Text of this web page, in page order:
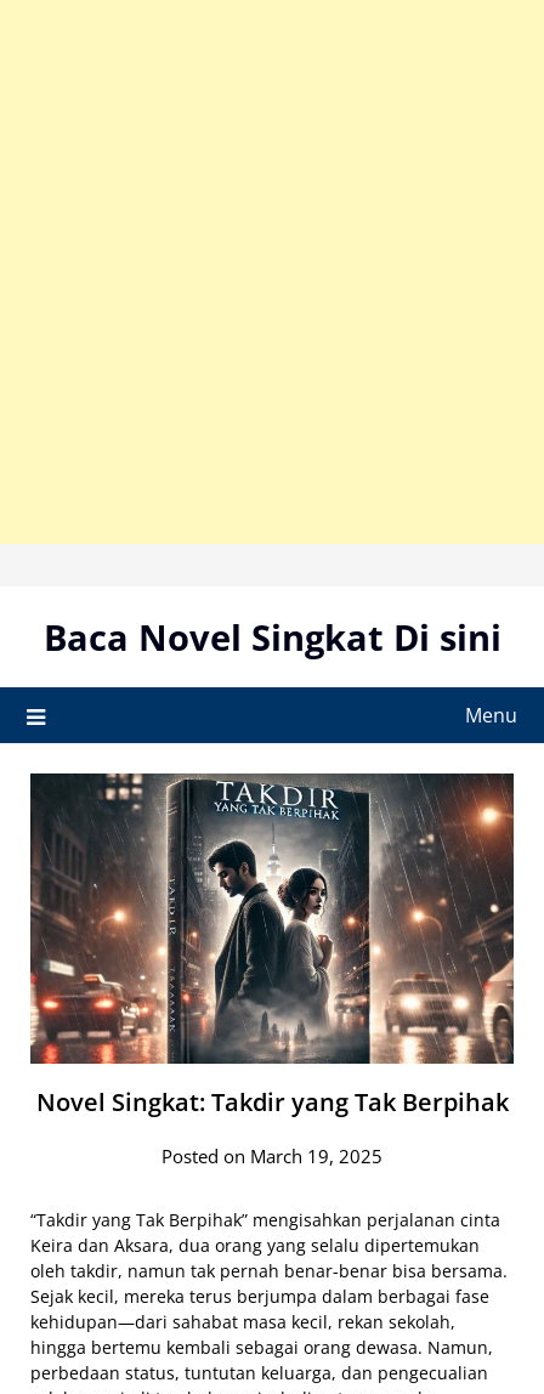
contentBaca Novel Singkat Di sini
Menu
Novel Singkat: Takdir yang Tak Berpihak
Posted on March 19, 2025
“Takdir yang Tak Berpihak” mengisahkan perjalanan cinta
Keira dan Aksara, dua orang yang selalu dipertemukan
oleh takdir, namun tak pernah benar-benar bisa bersama.
Sejak kecil, mereka terus berjumpa dalam berbagai fase
kehidupan—dari sahabat masa kecil, rekan sekolah,
hingga bertemu kembali sebagai orang dewasa. Namun,
perbedaan status, tuntutan keluarga, dan pengecualian